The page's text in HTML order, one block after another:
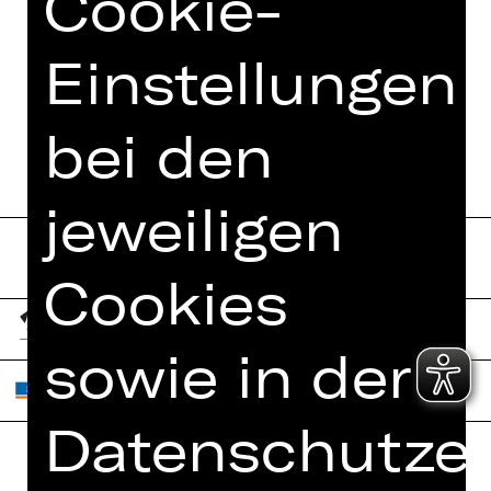
MEHR DAZU IM DIGITALEN
DIGITALES PROGRAMMHEFT
Einstellungen
bei den
jeweiligen
Cookies
sowie in der